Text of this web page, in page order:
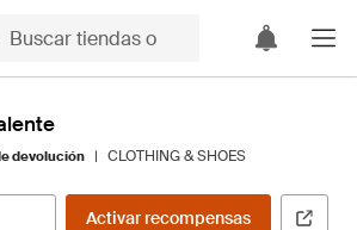
devolución | CLOTHING & SHOES
Activar recompensas